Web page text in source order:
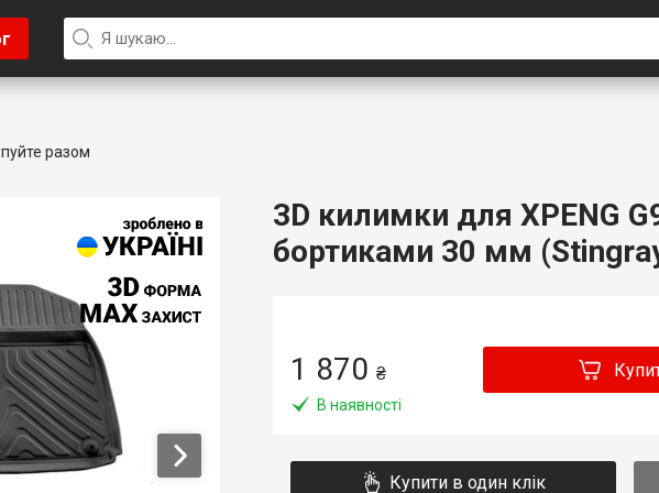
разом
3D килимки для XPENG
бортиками 30 мм
1 870 ₴
В наявності
Купити в один клік